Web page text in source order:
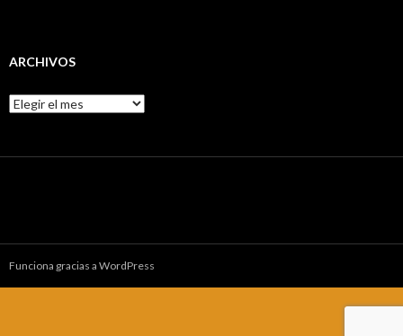
ARCHIVOS
A
r
Funciona gracias a WordPress